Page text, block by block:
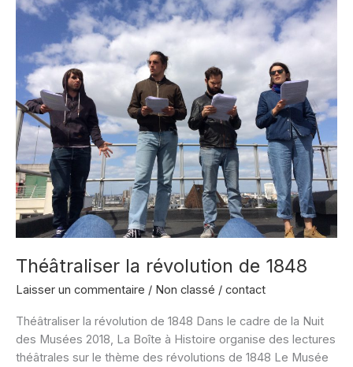
peuples
Révolution »
Théâtraliser la révolution de 1848
Laisser un commentaire / Non classé / contact
Théâtraliser la révolution de 1848 Dans le cadre de la Nuit
des Musées 2018, La Boîte à Histoire organise des lectures
théâtrales sur le thème des révolutions de 1848 Le Musée